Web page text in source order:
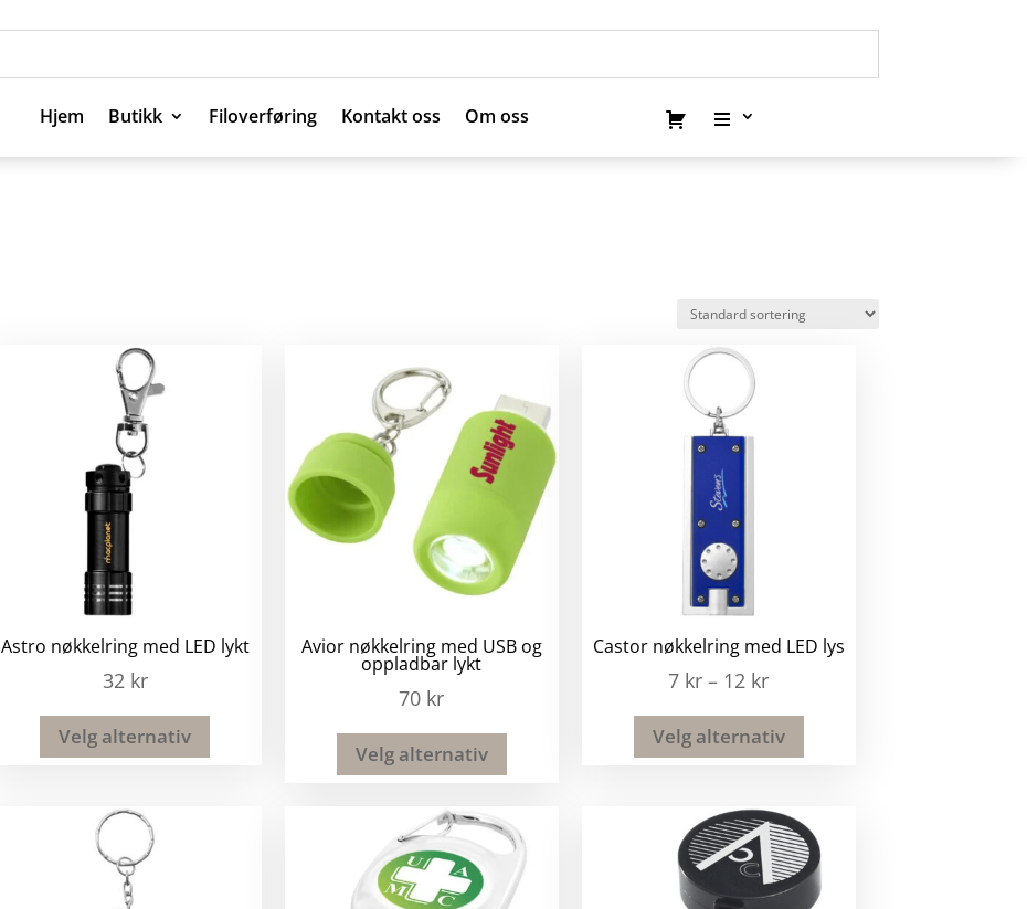
Hjem Butikk Filoverføring Kontakt oss Om oss
Hjem Butikk Filoverføring Kontakt oss Om oss
Astro nøkkelring med LED lykt
32 kr
Velg alternativ
Avior nøkkelring med USB og
oppladbar lykt
70 kr
Velg alternativ
Castor nøkkelring med LED lys
7 kr – 12 kr
Velg alternativ